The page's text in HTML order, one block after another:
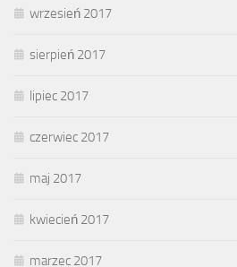
wrzesień 2017
sierpień 2017
lipiec 2017
czerwiec 2017
maj 2017
kwiecień 2017
marzec 2017